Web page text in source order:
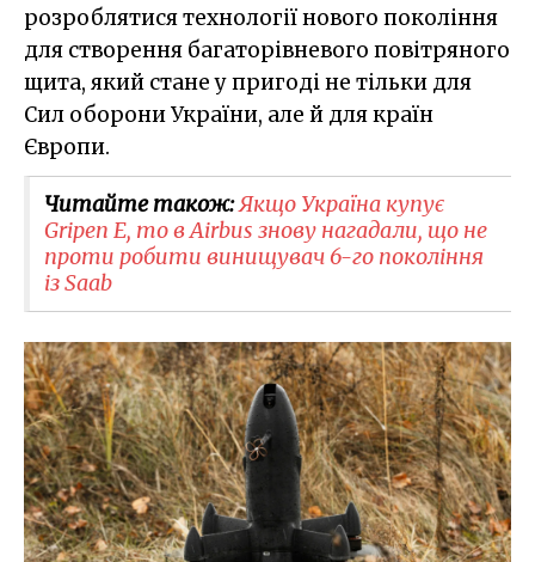
розроблятися технології нового покоління
для створення багаторівневого повітряного
щита, який стане у пригоді не тільки для
Сил оборони України, але й для країн
Європи.
Читайте також:Якщо Україна купує
Gripen E, то в Airbus знову нагадали, що не
проти робити винищувач 6-го покоління
із Saab